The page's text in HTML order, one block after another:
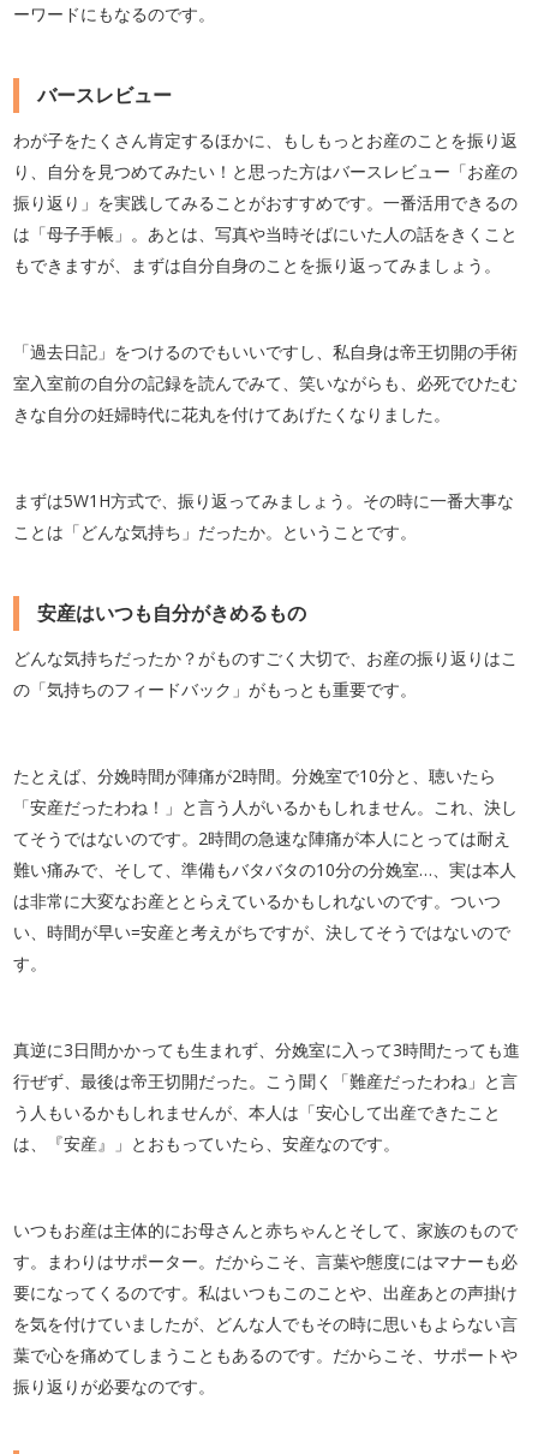
ーワードにもなるのです。
バースレビュー
わが子をたくさん肯定するほかに、もしもっとお産のことを振り返
り、自分を見つめてみたい！と思った方はバースレビュー「お産の
振り返り」を実践してみることがおすすめです。一番活用できるの
は「母子手帳」。あとは、写真や当時そばにいた人の話をきくこと
もできますが、まずは自分自身のことを振り返ってみましょう。
「過去日記」をつけるのでもいいですし、私自身は帝王切開の手術
室入室前の自分の記録を読んでみて、笑いながらも、必死でひたむ
きな自分の妊婦時代に花丸を付けてあげたくなりました。
まずは5W1H方式で、振り返ってみましょう。その時に一番大事な
ことは「どんな気持ち」だったか。ということです。
安産はいつも自分がきめるもの
どんな気持ちだったか？がものすごく大切で、お産の振り返りはこ
の「気持ちのフィードバック」がもっとも重要です。
たとえば、分娩時間が陣痛が2時間。分娩室で10分と、聴いたら
「安産だったわね！」と言う人がいるかもしれません。これ、決し
てそうではないのです。2時間の急速な陣痛が本人にとっては耐え
難い痛みで、そして、準備もバタバタの10分の分娩室…、実は本人
は非常に大変なお産ととらえているかもしれないのです。ついつ
い、時間が早い=安産と考えがちですが、決してそうではないので
す。
真逆に3日間かかっても生まれず、分娩室に入って3時間たっても進
行ぜず、最後は帝王切開だった。こう聞く「難産だったわね」と言
う人もいるかもしれませんが、本人は「安心して出産できたこと
は、『安産』」とおもっていたら、安産なのです。
いつもお産は主体的にお母さんと赤ちゃんとそして、家族のもので
す。まわりはサポーター。だからこそ、言葉や態度にはマナーも必
要になってくるのです。私はいつもこのことや、出産あとの声掛け
を気を付けていましたが、どんな人でもその時に思いもよらない言
葉で心を痛めてしまうこともあるのです。だからこそ、サポートや
振り返りが必要なのです。